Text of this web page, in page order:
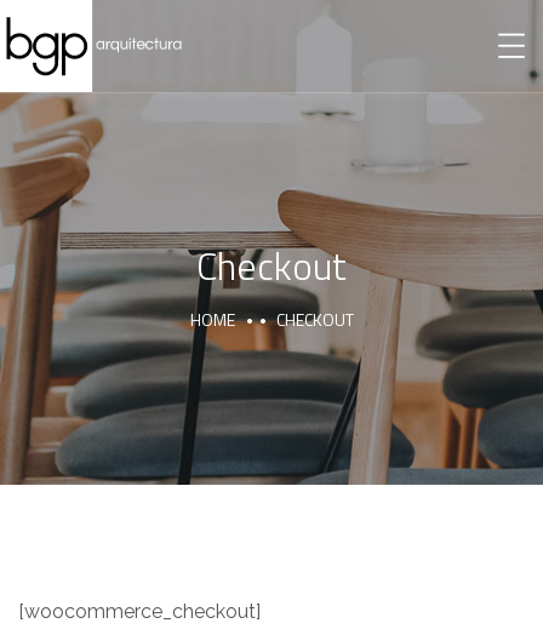
Checkout
HOME CHECKOUT
[woocommerce_checkout]